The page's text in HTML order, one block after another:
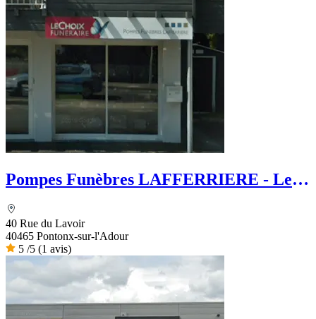
Pompes Funèbres LAFFERRIERE - Le
40 Rue du Lavoir
40465 Pontonx-sur-l'Adour
5 /5 (1 avis)